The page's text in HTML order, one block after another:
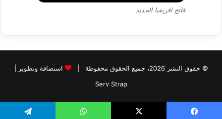
فاتح افريقيا الجديد
© حقوق النشر 2026، جميع الحقوق محفوظة |
استضافة وتطوير |
Serv Strap